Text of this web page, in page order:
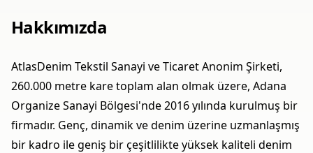
Hakkımızda
AtlasDenim Tekstil Sanayi ve Ticaret Anonim Şirketi,
260.000 metre kare toplam alan olmak üzere, Adana
Organize Sanayi Bölgesi'nde 2016 yılında kurulmuş bir
firmadır. Genç, dinamik ve denim üzerine uzmanlaşmış
bir kadro ile geniş bir çeşitlilikte yüksek kaliteli denim